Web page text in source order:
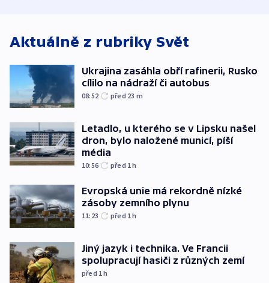
Aktuálně z rubriky Svět
Ukrajina zasáhla obří rafinerii, Rusko
cílilo na nádraží či autobus
08:52 před 23 m
Letadlo, u kterého se v Lipsku našel
dron, bylo naložené municí, píší
média
10:56 před 1h
Evropská unie má rekordně nízké
zásoby zemního plynu
11:23 před 1h
Jiný jazyk i technika. Ve Francii
spolupracují hasiči z různých zemí
před 1h